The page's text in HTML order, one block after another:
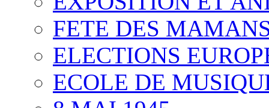
FETE DES
ELECTIONS
ECOLE DE